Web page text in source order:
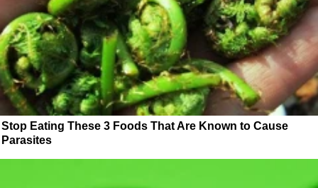
Stop Eating These 3 Foods That Are Known to Cause
Parasites